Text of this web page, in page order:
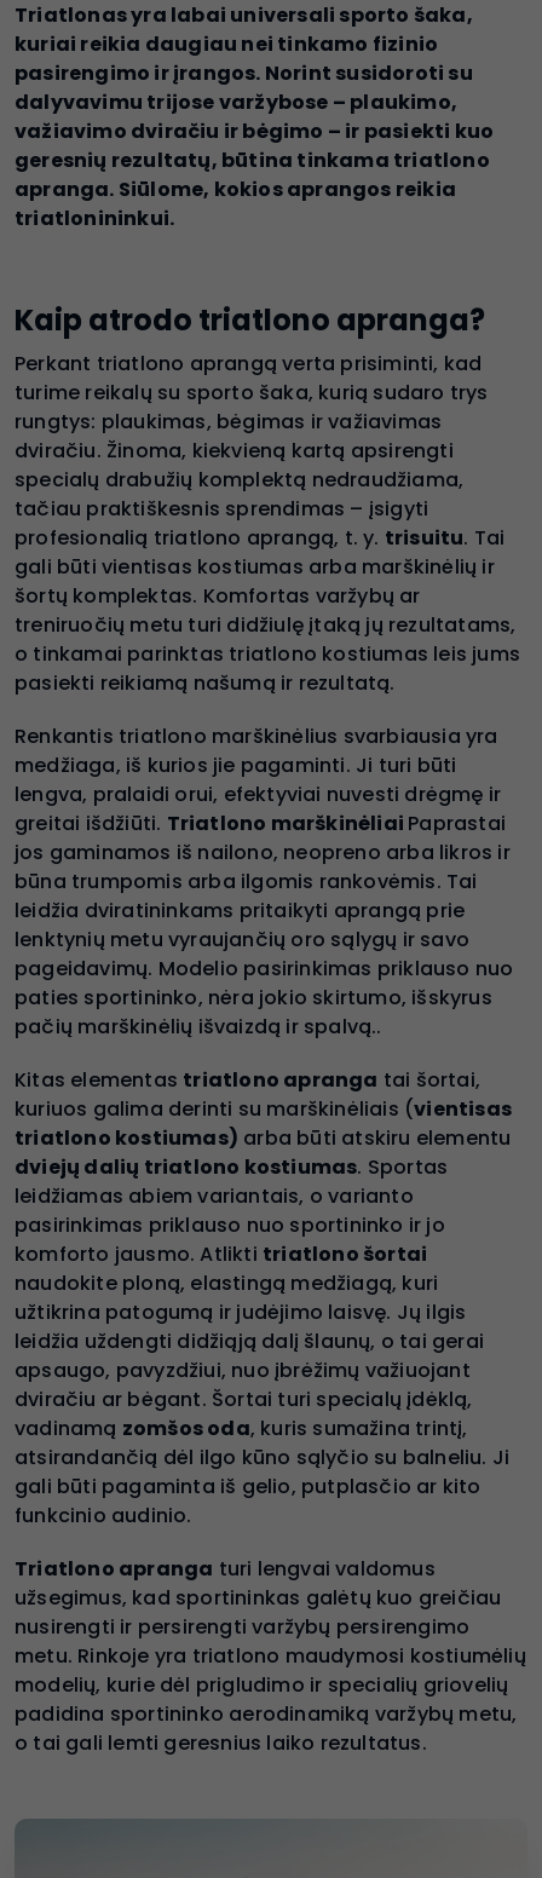
Triatlonas yra labai universali sporto šaka,
kuriai reikia daugiau nei tinkamo fizinio
pasirengimo ir įrangos. Norint susidoroti su
dalyvavimu trijose varžybose – plaukimo,
važiavimo dviračiu ir bėgimo – ir pasiekti kuo
geresnių rezultatų, būtina tinkama triatlono
apranga. Siūlome, kokios aprangos reikia
triatlonininkui.
Kaip atrodo triatlono apranga?
Perkant triatlono aprangą verta prisiminti, kad
turime reikalų su sporto šaka, kurią sudaro trys
rungtys: plaukimas, bėgimas ir važiavimas
dviračiu. Žinoma, kiekvieną kartą apsirengti
specialų drabužių komplektą nedraudžiama,
tačiau praktiškesnis sprendimas – įsigyti
profesionalią triatlono aprangą, t. y. trisuitu. Tai
gali būti vientisas kostiumas arba marškinėlių ir
šortų komplektas. Komfortas varžybų ar
treniruočių metu turi didžiulę įtaką jų rezultatams,
o tinkamai parinktas triatlono kostiumas leis jums
pasiekti reikiamą našumą ir rezultatą.
Renkantis triatlono marškinėlius svarbiausia yra
medžiaga, iš kurios jie pagaminti. Ji turi būti
lengva, pralaidi orui, efektyviai nuvesti drėgmę ir
greitai išdžiūti. Triatlono marškinėliai Paprastai
jos gaminamos iš nailono, neopreno arba likros ir
būna trumpomis arba ilgomis rankovėmis. Tai
leidžia dviratininkams pritaikyti aprangą prie
lenktynių metu vyraujančių oro sąlygų ir savo
pageidavimų. Modelio pasirinkimas priklauso nuo
paties sportininko, nėra jokio skirtumo, išskyrus
pačių marškinėlių išvaizdą ir spalvą..
Kitas elementas triatlono apranga tai šortai,
kuriuos galima derinti su marškinėliais (vientisas
triatlono kostiumas) arba būti atskiru elementu
dviejų dalių triatlono kostiumas. Sportas
leidžiamas abiem variantais, o varianto
pasirinkimas priklauso nuo sportininko ir jo
komforto jausmo. Atlikti triatlono šortai
naudokite ploną, elastingą medžiagą, kuri
užtikrina patogumą ir judėjimo laisvę. Jų ilgis
leidžia uždengti didžiąją dalį šlaunų, o tai gerai
apsaugo, pavyzdžiui, nuo įbrėžimų važiuojant
dviračiu ar bėgant. Šortai turi specialų įdėklą,
vadinamą zomšos oda, kuris sumažina trintį,
atsirandančią dėl ilgo kūno sąlyčio su balneliu. Ji
gali būti pagaminta iš gelio, putplasčio ar kito
funkcinio audinio.
Triatlono apranga turi lengvai valdomus
užsegimus, kad sportininkas galėtų kuo greičiau
nusirengti ir persirengti varžybų persirengimo
metu. Rinkoje yra triatlono maudymosi kostiumėlių
modelių, kurie dėl prigludimo ir specialių griovelių
padidina sportininko aerodinamiką varžybų metu,
o tai gali lemti geresnius laiko rezultatus.